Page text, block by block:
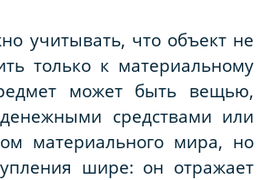
учитывать, что объект не
только к материальному
может быть вещью,
средствами или
материального мира, но
шире: он отражает